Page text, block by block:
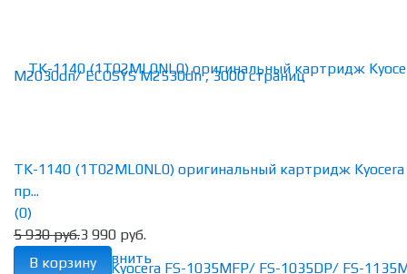
избранное сравнить
TK-1140 (1T02ML0NL0) оригинальный картридж
пр...
(0)
5 930 руб.3 990 руб.
В корзину